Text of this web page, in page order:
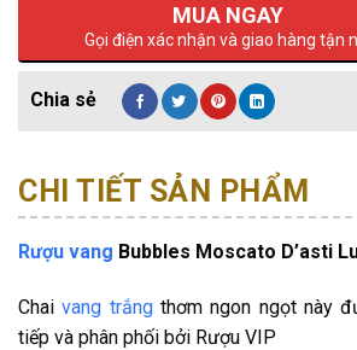
MUA NGAY
Gọi điện xác nhận và giao hàng tận
CHI TIẾT SẢN PHẨM
Rượu vang Bubbles Moscato D’asti
Chaivang trắngthơm ngon ngọt này
tiếp và phân phối bởi Rượu VIP